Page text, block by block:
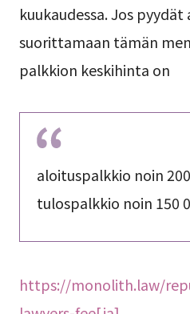
kuukaudessa. Jos pyydät
suorittamaan tämän
palkkion keskihinta on
aloituspalkkio noin
tulospalkkio noin 150
https://monolith.law/